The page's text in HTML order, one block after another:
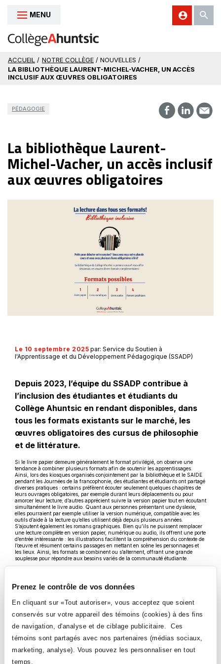
Prenez le contrôle de vos données
En cliquant sur «Tout autoriser», vous acceptez que soient
conservés sur votre appareil des témoins (cookies) à des fins
de navigation, d'analyse et de ciblage publicitaire. Ces
témoins sont partagés avec nos partenaires (médias sociaux,
marketing, analyse). Vous pouvez les personnaliser en tout
temps.
Aller au contenu
MENU
ACCUEIL / NOTRE COLLÈGE / NOUVELLES /
LA BIBLIOTHÈQUE LAURENT-MICHEL-VACHER, UN ACCÈS
INCLUSIF AUX ŒUVRES OBLIGATOIRES
PÉDAGOGIE
La bibliothèque Laurent-
Michel-Vacher, un accès inclusif
aux œuvres obligatoires
Le 10 septembre 2025 par: Service du Soutien à
l'Apprentissage et du Développement Pédagogique (SSADP)
Depuis 2023, l’équipe du SSADP contribue à
l’inclusion des étudiantes et étudiants du
Collège Ahuntsic en rendant disponibles, dans
tous les formats existants sur le marché, les
œuvres obligatoires des cursus de philosophie
et de littérature.
Si le livre papier demeure généralement le format privilégié, on observe une
tendance à combiner plusieurs formats afin de soutenir les apprentissages.
Ainsi, lors des kiosques organisés conjointement par la bibliothèque et le SAIDE
pendant les Journées de la francophonie, des étudiantes et étudiants ont partagé
diverses pratiques : certains préfèrent écouter seulement quelques chapitres de
leurs ouvrages obligatoires, par exemple durant leurs déplacements ou pour
amorcer leur lecture; d’autres apprécient suivre la version papier tout en écoutant
simultanément le livre audio. Quant aux personnes présentant une dyslexie,
elles pourraient par exemple utiliser la version numérique, compatible avec les
outils d’aide à la lecture qu’elles utilisent déjà depuis plusieurs années.
S’ajoutent également les romans graphiques. Bien qu’ils ne puissent remplacer
une lecture complète en version papier, numérique ou audio, ils offrent une porte
d’entrée intéressante : les illustrations facilitent la compréhension du contexte de
l’œuvre et résument certains passages en mettant en scène les personnages et
les lieux. Ainsi, les formats se combinent ou s’alternent, offrant une grande
souplesse pour répondre aux besoins variés de la communauté étudiante.
simple à utiliser. En cliquant sur le lien fourni, les enseignants et étudiants
peuvent consulter les œuvres ciblées et les différents formats disponibles.
Des liens directs ont aussi été intégrés au catalogue Koha vers d’autres
catalogues, afin de lever les obstacles d’accès. De plus, lorsque des livres audio
sont accessibles sur des plateformes publiques, comme l’application Ohdio de
Radio-Canada par exemple, des hyperliens y mènent directement, enrichissant
encore davantage l’offre facilitant l’accessibilité : Contenu de la Bibliothèque
lien
dans
chapitre ou un extrait d’une œuvre, repérer les titres pour lesquels plusieurs